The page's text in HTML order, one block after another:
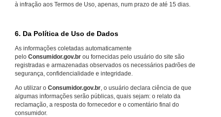
à infração aos Termos de Uso, apenas, num prazo de até 15 dias.
6. Da Política de Uso de Dados
As informações coletadas automaticamente
pelo Consumidor.gov.br ou fornecidas pelo usuário do site são
registradas e armazenadas observados os necessários padrões de
segurança, confidencialidade e integridade.
Ao utilizar o Consumidor.gov.br , o usuário declara ciência de que
algumas informações serão públicas, quais sejam: o relato da
reclamação, a resposta do fornecedor e o comentário final do
consumidor.